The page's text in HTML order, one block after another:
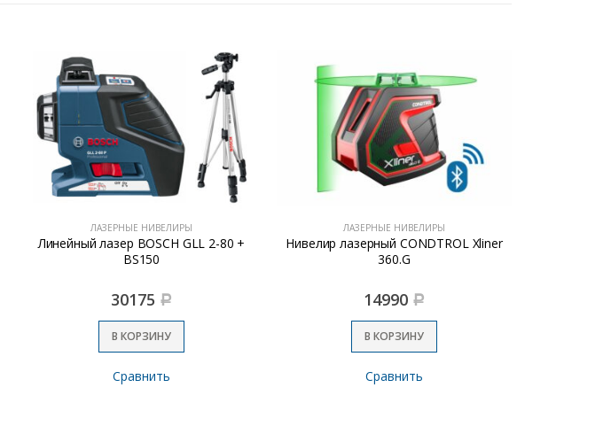
ЛАЗЕРНЫЕ НИВЕЛИРЫ
Линейный лазер BOSCH GLL 2-80 +
BS150
30175 Р
В КОРЗИНУ
Сравнить
ЛАЗЕРНЫЕ НИВЕЛИРЫ
Нивелир лазерный CONDTROL Xliner
360.G
14990 Р
В КОРЗИНУ
Сравнить